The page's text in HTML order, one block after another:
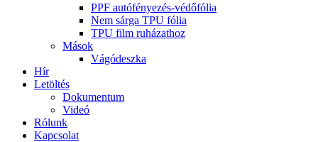
PPF autófényezés-védőfólia
Nem sárga TPU fólia
TPU film ruházathoz
Mások
Vágódeszka
Hír
Letöltés
Dokumentum
Videó
Rólunk
Kapcsolat